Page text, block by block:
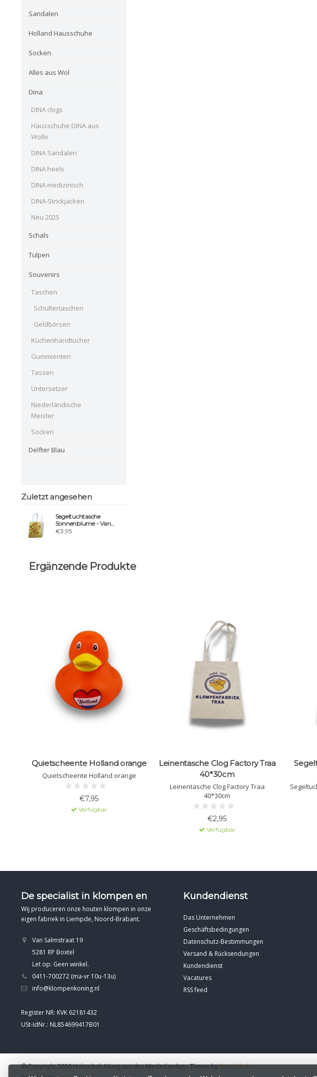
Sandalen
Holland Hausschuhe
Socken
Alles aus Wol
Dina
DINA clogs
Hausschuhe DINA aus
Wolle
DINA Sandalen
DINA heels
DINA medizinisch
DINA-Strickjacken
Neu 2025
Schals
Tulpen
Souvenirs
Taschen
Schultertaschen
Geldbörsen
Küchenhandtücher
Gummienten
Tassen
Untersetzer
Niederländische
Meister
Socken
Delfter Blau
Zuletzt angesehen
Segeltuchtasche
Sonnenblume - Van
Gogh 40*30cm
€3,95
Ergänzende Produkte
Quietscheente Holland orange
Quietscheente Holland orange
€7,95
Verfügbar
Leinentasche Clog Factory Traa
40*30cm
Leinentasche Clog Factory Traa
40*30cm
€2,95
Verfügbar
De specialist in klompen en
Wij produceren onze houten klompen in onze
eigen fabriek in Liempde, Noord-Brabant.
Van Salmstraat 19
5281 RP Boxtel
Let op: Geen winkel.
0411-700272 (ma-vr 10u-13u)
info@klompenkoning.nl
Register NR: KVK 62181432
USt-IdNr.: NL854699417B01
Kundendienst
Das Unternehmen
Geschäftsbedingungen
Datenschutz-Bestimmungen
Versand & Rücksendungen
Kundendienst
Vacatures
RSS feed
© Copyright 2026 Holzschuh König aus den Niederlanden- Theme byFrontlabel-